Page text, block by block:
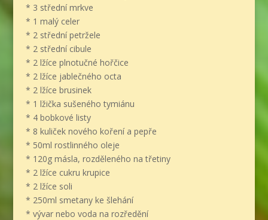
* 3 střední mrkve
* 1 malý celer
* 2 střední petržele
* 2 střední cibule
* 2 lžíce plnotučné hořčice
* 2 lžíce jablečného octa
* 2 lžíce brusinek
* 1 lžička sušeného tymiánu
* 4 bobkové listy
* 8 kuliček nového koření a pepře
* 50ml rostlinného oleje
* 120g másla, rozděleného na třetiny
* 2 lžíce cukru krupice
* 2 lžíce soli
* 250ml smetany ke šlehání
* vývar nebo voda na rozředění